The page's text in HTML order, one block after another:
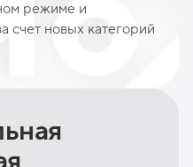
режиме и
счет новых категорий